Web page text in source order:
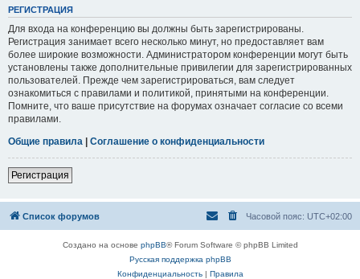
РЕГИСТРАЦИЯ
Для входа на конференцию вы должны быть зарегистрированы.
Регистрация занимает всего несколько минут, но предоставляет вам
более широкие возможности. Администратором конференции могут быть
установлены также дополнительные привилегии для зарегистрированных
пользователей. Прежде чем зарегистрироваться, вам следует
ознакомиться с правилами и политикой, принятыми на конференции.
Помните, что ваше присутствие на форумах означает согласие со всеми
правилами.
Общие правила | Соглашение о конфиденциальности
Регистрация
Список форумов Часовой пояс: UTC+02:00
Создано на основе phpBB® Forum Software © phpBB Limited
Русская поддержка phpBB
Конфиденциальность| Правила